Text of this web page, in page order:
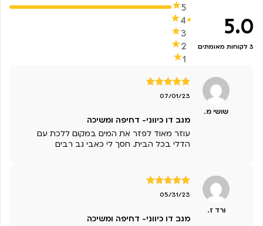
5.0
3 לקוחות מאומתים
5
4
3
2
1
שושי מ.
דורג5 מתוך07/01/23
מגב דו כיווני- דחיפה ומשיכה
עוזר מאוד לפזר את המים במקום ללכת עם
הדלי בכל הבית. חסך לי כאבי גב רבים
ורד ז.
דורג5 מתוך05/31/23
מגב דו כיווני- דחיפה ומשיכה